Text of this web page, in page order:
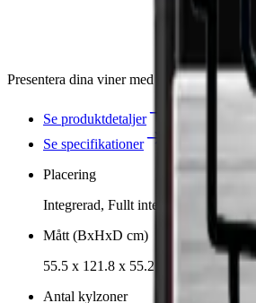
Presentera dina viner med stil med detta
Se produktdetaljer
Se specifikationer
Placering
Integrerad, Fullt integrerad
Mått (BxHxD cm)
55.5 x 121.8 x 55.2 cm
Antal kylzoner